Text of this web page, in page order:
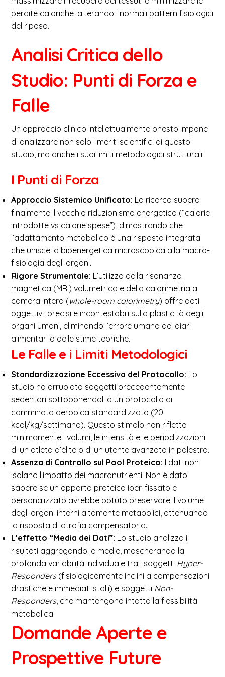
perdite caloriche, alterando i normali pattern fisiologici
del riposo.
Analisi Critica dello
Studio: Punti di Forza e
Falle
Un approccio clinico intellettualmente onesto impone
di analizzare non solo i meriti scientifici di questo
studio, ma anche i suoi limiti metodologici strutturali.
I Punti di Forza
Approccio Sistemico Unificato: La ricerca supera
finalmente il vecchio riduzionismo energetico (“calorie
introdotte vs calorie spese”), dimostrando che
l’adattamento metabolico è una risposta integrata
che unisce la bioenergetica microscopica alla macro-
fisiologia degli organi.
Rigore Strumentale: L’utilizzo della risonanza
magnetica (MRI) volumetrica e della calorimetria a
camera intera (whole-room calorimetry) offre dati
oggettivi, precisi e incontestabili sulla plasticità degli
organi umani, eliminando l’errore umano dei diari
alimentari o delle stime teoriche.
Le Falle e i Limiti Metodologici
Standardizzazione Eccessiva del Protocollo: Lo
studio ha arruolato soggetti precedentemente
sedentari sottoponendoli a un protocollo di
camminata aerobica standardizzato (20
kcal/kg/settimana). Questo stimolo non riflette
minimamente i volumi, le intensità e le periodizzazioni
di un atleta d’élite o di un utente avanzato in palestra.
Assenza di Controllo sul Pool Proteico: I dati non
isolano l’impatto dei macronutrienti. Non è dato
sapere se un apporto proteico iper-fissato e
personalizzato avrebbe potuto preservare il volume
degli organi interni altamente metabolici, attenuando
la risposta di atrofia compensatoria.
L’effetto “Media dei Dati”: Lo studio analizza i
risultati aggregando le medie, mascherando la
profonda variabilità individuale tra i soggetti Hyper-
Responders(fisiologicamente inclini a compensazioni
drastiche e immediati stalli) e soggetti Non-
Responders, che mantengono intatta la flessibilità
metabolica.
Domande Aperte e
Prospettive Future